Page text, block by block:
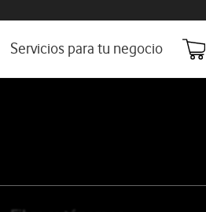
Servicios para tu negocio